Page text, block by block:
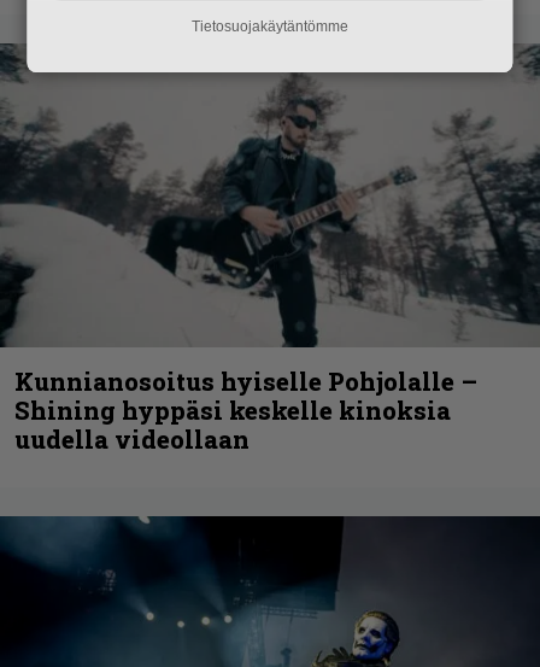
Kunnianosoitus hyiselle Pohjolalle –
Shining hyppäsi keskelle kinoksia
uudella videollaan
Tietosuojakäytäntömme